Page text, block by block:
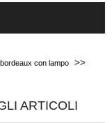
con lampo >>
ARTICOLI